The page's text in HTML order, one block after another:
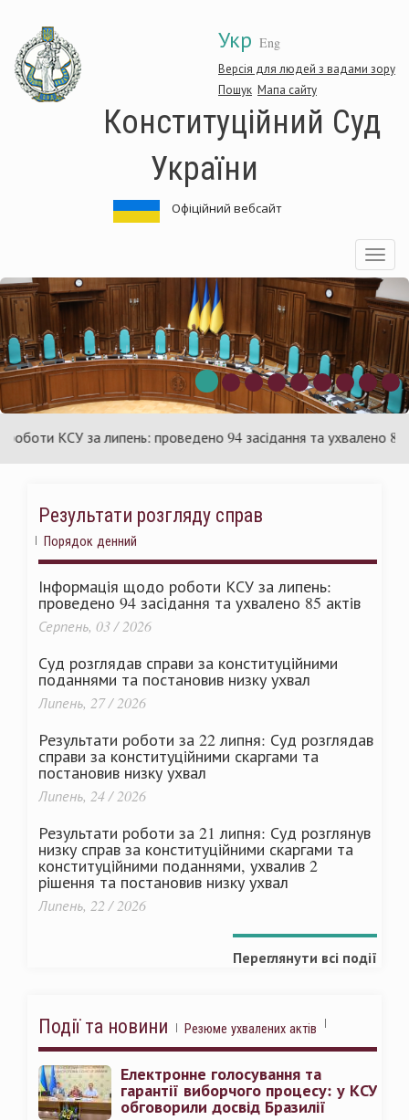
основного
матеріалу
Укр Eng
Версія для людей з вадами зору
Пошук Мапа сайту
Конституційний Суд
України
Офіційний вебсайт
Toggle
КСУ за липень: проведено 94 засідання та ухвалено 85
Результати розгляду справ
Порядок денний
Інформація щодо роботи КСУ за липень:
проведено 94 засідання та ухвалено 85 актів
Серпень, 03 / 2026
Суд розглядав справи за конституційними
поданнями та постановив низку ухвал
Липень, 27 / 2026
Результати роботи за 22 липня: Суд розглядав
справи за конституційними скаргами та
постановив низку ухвал
Липень, 24 / 2026
Результати роботи за 21 липня: Суд розглянув
низку справ за конституційними скаргами та
конституційними поданнями, ухвалив 2
рішення та постановив низку ухвал
Липень, 22 / 2026
Переглянути всі події
Події та новини Резюме ухвалених актів
Електронне голосування та
гарантії виборчого процесу: у КСУ
обговорили досвід Бразилії